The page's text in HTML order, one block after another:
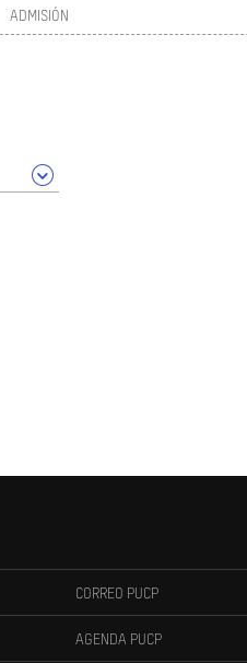
ADMISIÓN
CORREO PUCP
AGENDA PUCP